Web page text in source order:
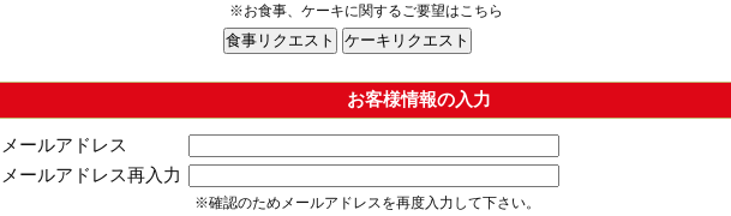
※お食事、ケーキに関するご要望はこちら
お客様情報の入力
メールアドレス
メールアドレス再入力
※確認のためメールアドレスを再度入力して下さい。